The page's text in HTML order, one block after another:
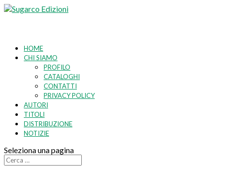
HOME
CHI SIAMO
PROFILO
CATALOGHI
CONTATTI
PRIVACY POLICY
AUTORI
TITOLI
DISTRIBUZIONE
NOTIZIE
Seleziona una pagina